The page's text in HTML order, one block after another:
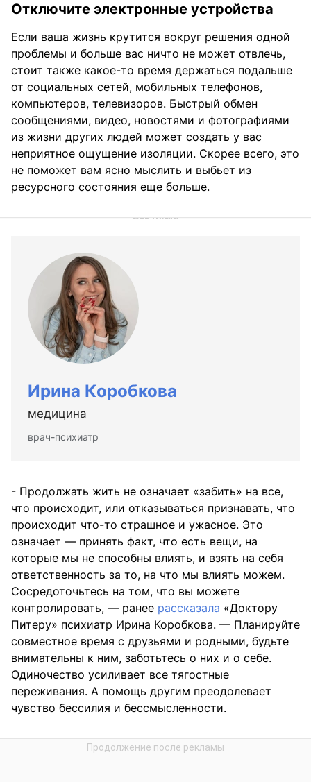
Отключите электронные устройства
Если ваша жизнь крутится вокруг решения одной
проблемы и больше вас ничто не может отвлечь,
стоит также какое-то время держаться подальше
от социальных сетей, мобильных телефонов,
компьютеров, телевизоров. Быстрый обмен
сообщениями, видео, новостями и фотографиями
из жизни других людей может создать у вас
неприятное ощущение изоляции. Скорее всего, это
не поможет вам ясно мыслить и выбьет из
ресурсного состояния еще больше.
Ирина Коробкова
медицина
врач-психиатр
- Продолжать жить не означает «забить» на все,
что происходит, или отказываться признавать, что
происходит что-то страшное и ужасное. Это
означает — принять факт, что есть вещи, на
которые мы не способны влиять, и взять на себя
ответственность за то, на что мы влиять можем.
Сосредоточьтесь на том, что вы можете
контролировать, — ранее рассказала «Доктору
Питеру» психиатр Ирина Коробкова. — Планируйте
совместное время с друзьями и родными, будьте
внимательны к ним, заботьтесь о них и о себе.
Одиночество усиливает все тягостные
переживания. А помощь другим преодолевает
чувство бессилия и бессмысленности.